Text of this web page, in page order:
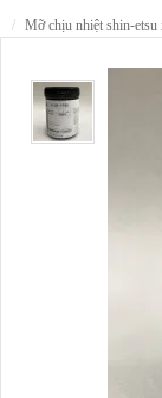
mỡ chịu nhiệt shin-